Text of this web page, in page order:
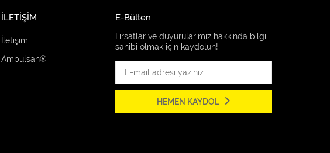
E-Bülten
Fırsatlar ve duyurularımız hakkında bilgi
sahibi olmak için kaydolun!
HEMEN KAYDOL
İLETİŞİM
İletişim
Ampulsan®